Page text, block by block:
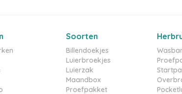
Soorten
Billendoekjes
Luierbroekjes
Luierzak
Maandbox
Proefpakket